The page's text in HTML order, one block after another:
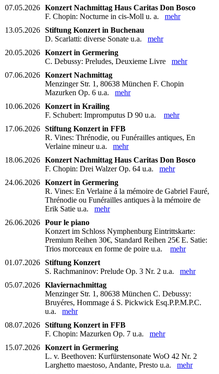
07.05.2026 Konzert Nachmittag Haus Caritas Don Bosco
F. Chopin: Nocturne in cis-Moll u. a. mehr
13.05.2026 Stiftung Konzert in Buchenau
D. Scarlatti: diverse Sonate u.a. mehr
20.05.2026 Konzert in Germering
C. Debussy: Preludes, Deuxieme Livre mehr
07.06.2026 Konzert Nachmittag
Menzinger Str. 1, 80638 München F. Chopin
Mazurken Op. 6 u.a. mehr
10.06.2026 Konzert in Krailing
F. Schubert: Impromputus D 90 u.a. mehr
17.06.2026 Stiftung Konzert in FFB
R. Vines: Thrénodie, ou Funérailles antiques, En
Verlaine mineur u.a. mehr
18.06.2026 Konzert Nachmittag Haus Caritas Don Bosco
F. Chopin: Drei Walzer Op. 64 u.a. mehr
24.06.2026 Konzert in Germering
R. Vines: En Verlaine á la mémoire de Gabriel Fauré,
Thrénodie ou Funérailles antiques à la mémoire de
Erik Satie u.a. mehr
26.06.2026 Pour le piano
Konzert im Schloss Nymphenburg Eintrittskarte:
Premium Reihen 30€, Standard Reihen 25€ E. Satie:
Trios morceaux en forme de poire u.a. mehr
01.07.2026 Stiftung Konzert
S. Rachmaninov: Prelude Op. 3 Nr. 2 u.a. mehr
05.07.2026 Klaviernachmittag
Menzinger Str. 1, 80638 München C. Debussy:
Bruyéres, Hommage á S. Pickwick Esq.P.P.M.P.C.
u.a. mehr
08.07.2026 Stiftung Konzert in FFB
F. Chopin: Mazurken Op. 7 u.a. mehr
15.07.2026 Konzert in Germering
L. v. Beethoven: Kurfürstensonate WoO 42 Nr. 2
Larghetto maestoso, Andante, Presto u.a. mehr